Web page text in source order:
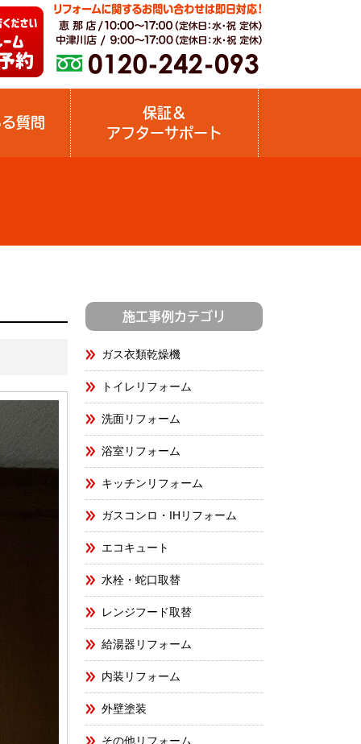
質問
保証＆
アフターサポート
施工事例カテゴリ
ガス衣類乾燥機
トイレリフォーム
洗面リフォーム
浴室リフォーム
キッチンリフォーム
ガスコンロ・IHリフォーム
エコキュート
水栓・蛇口取替
レンジフード取替
給湯器リフォーム
内装リフォーム
外壁塗装
その他リフォーム